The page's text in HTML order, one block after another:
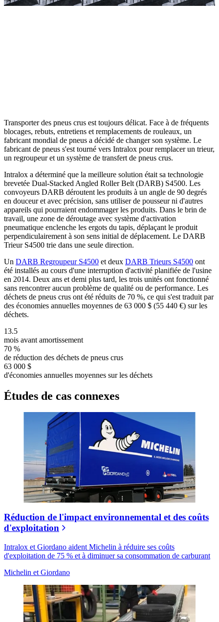
Transporter des pneus crus est toujours délicat. Face à de fréquents
blocages, rebuts, entretiens et remplacements de rouleaux, un
fabricant mondial de pneus a décidé de changer son système. Le
fabricant de pneus s'est tourné vers Intralox pour remplacer un trieur,
un regroupeur et un système de transfert de pneus crus.
Intralox a déterminé que la meilleure solution était sa technologie
brevetée Dual-Stacked Angled Roller Belt (DARB) S4500. Les
convoyeurs DARB déroutent les produits à un angle de 90 degrés
en douceur et avec précision, sans utiliser de pousseur ni d'autres
appareils qui pourraient endommager les produits. Dans le brin de
travail, une zone de déroutage avec système d'activation
pneumatique enclenche les ergots du tapis, déplaçant le produit
perpendiculairement à son sens initial de déplacement. Le DARB
Trieur S4500 trie dans une seule direction.
Un DARB Regroupeur S4500 et deux DARB Trieurs S4500 ont
été installés au cours d'une interruption d'activité planifiée de l'usine
en 2014. Deux ans et demi plus tard, les trois unités ont fonctionné
sans rencontrer aucun problème de qualité ou de performance. Les
déchets de pneus crus ont été réduits de 70 %, ce qui s'est traduit par
des économies annuelles moyennes de 63 000 $ (55 440 €) sur les
déchets.
13.5
mois avant amortissement
70 %
de réduction des déchets de pneus crus
63 000 $
d'économies annuelles moyennes sur les déchets
Études de cas connexes
Réduction de l'impact environnemental et des coûts
d'exploitation
Intralox et Giordano aident Michelin à réduire ses coûts
d'exploitation de 75 % et à diminuer sa consommation de carburant
Michelin et Giordano